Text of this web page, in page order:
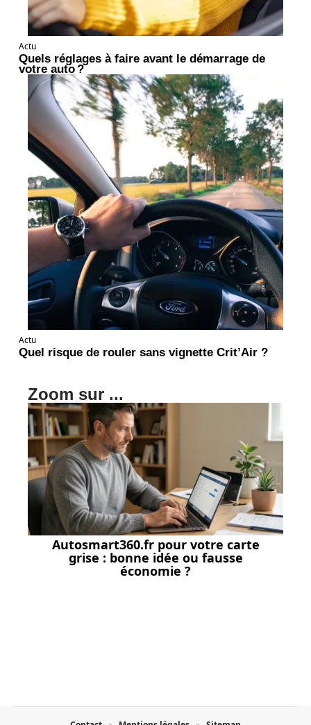
Actu
Quels réglages à faire avant le démarrage de
votre auto ?
Actu
Quel risque de rouler sans vignette Crit’Air ?
Zoom sur ...
Autosmart360.fr pour votre carte
grise : bonne idée ou fausse
économie ?